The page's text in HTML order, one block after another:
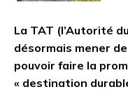
La TAT (l’Autorité
désormais mener
pouvoir faire la
« destination